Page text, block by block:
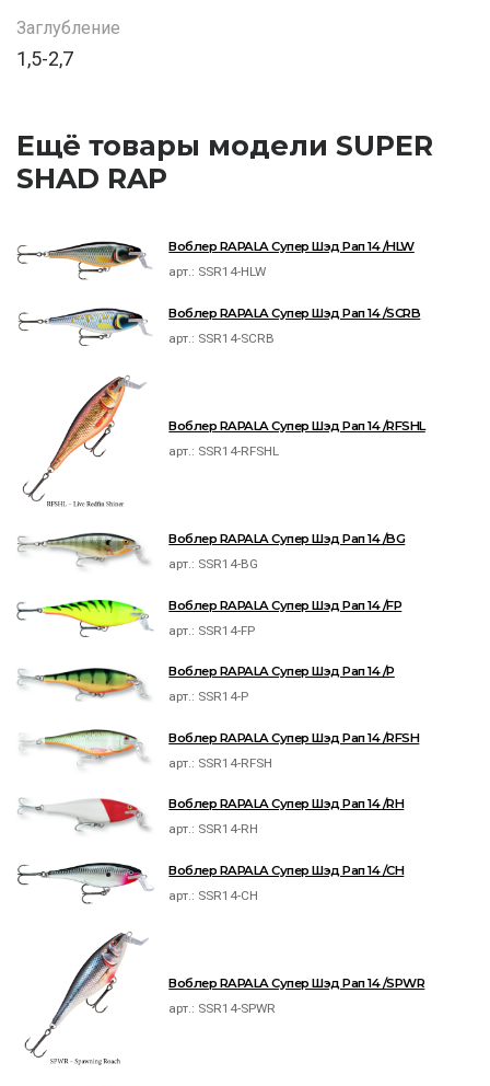
Заглубление
1,5-2,7
Ещё товары модели SUPER
SHAD RAP
Воблер RAPALA Супер Шэд Рап 14 /HLW
арт.: SSR14-HLW
Воблер RAPALA Супер Шэд Рап 14 /SCRB
арт.: SSR14-SCRB
Воблер RAPALA Супер Шэд Рап 14 /RFSHL
арт.: SSR14-RFSHL
Воблер RAPALA Супер Шэд Рап 14 /BG
арт.: SSR14-BG
Воблер RAPALA Супер Шэд Рап 14 /FP
арт.: SSR14-FP
Воблер RAPALA Супер Шэд Рап 14 /P
арт.: SSR14-P
Воблер RAPALA Супер Шэд Рап 14 /RFSH
арт.: SSR14-RFSH
Воблер RAPALA Супер Шэд Рап 14 /RH
арт.: SSR14-RH
Воблер RAPALA Супер Шэд Рап 14 /CH
арт.: SSR14-CH
Воблер RAPALA Супер Шэд Рап 14 /SPWR
арт.: SSR14-SPWR